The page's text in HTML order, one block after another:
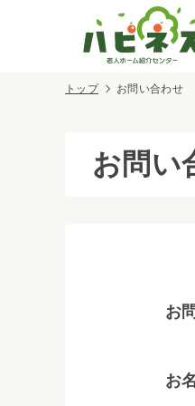
トップ お問い合わせ
お問い
お
お